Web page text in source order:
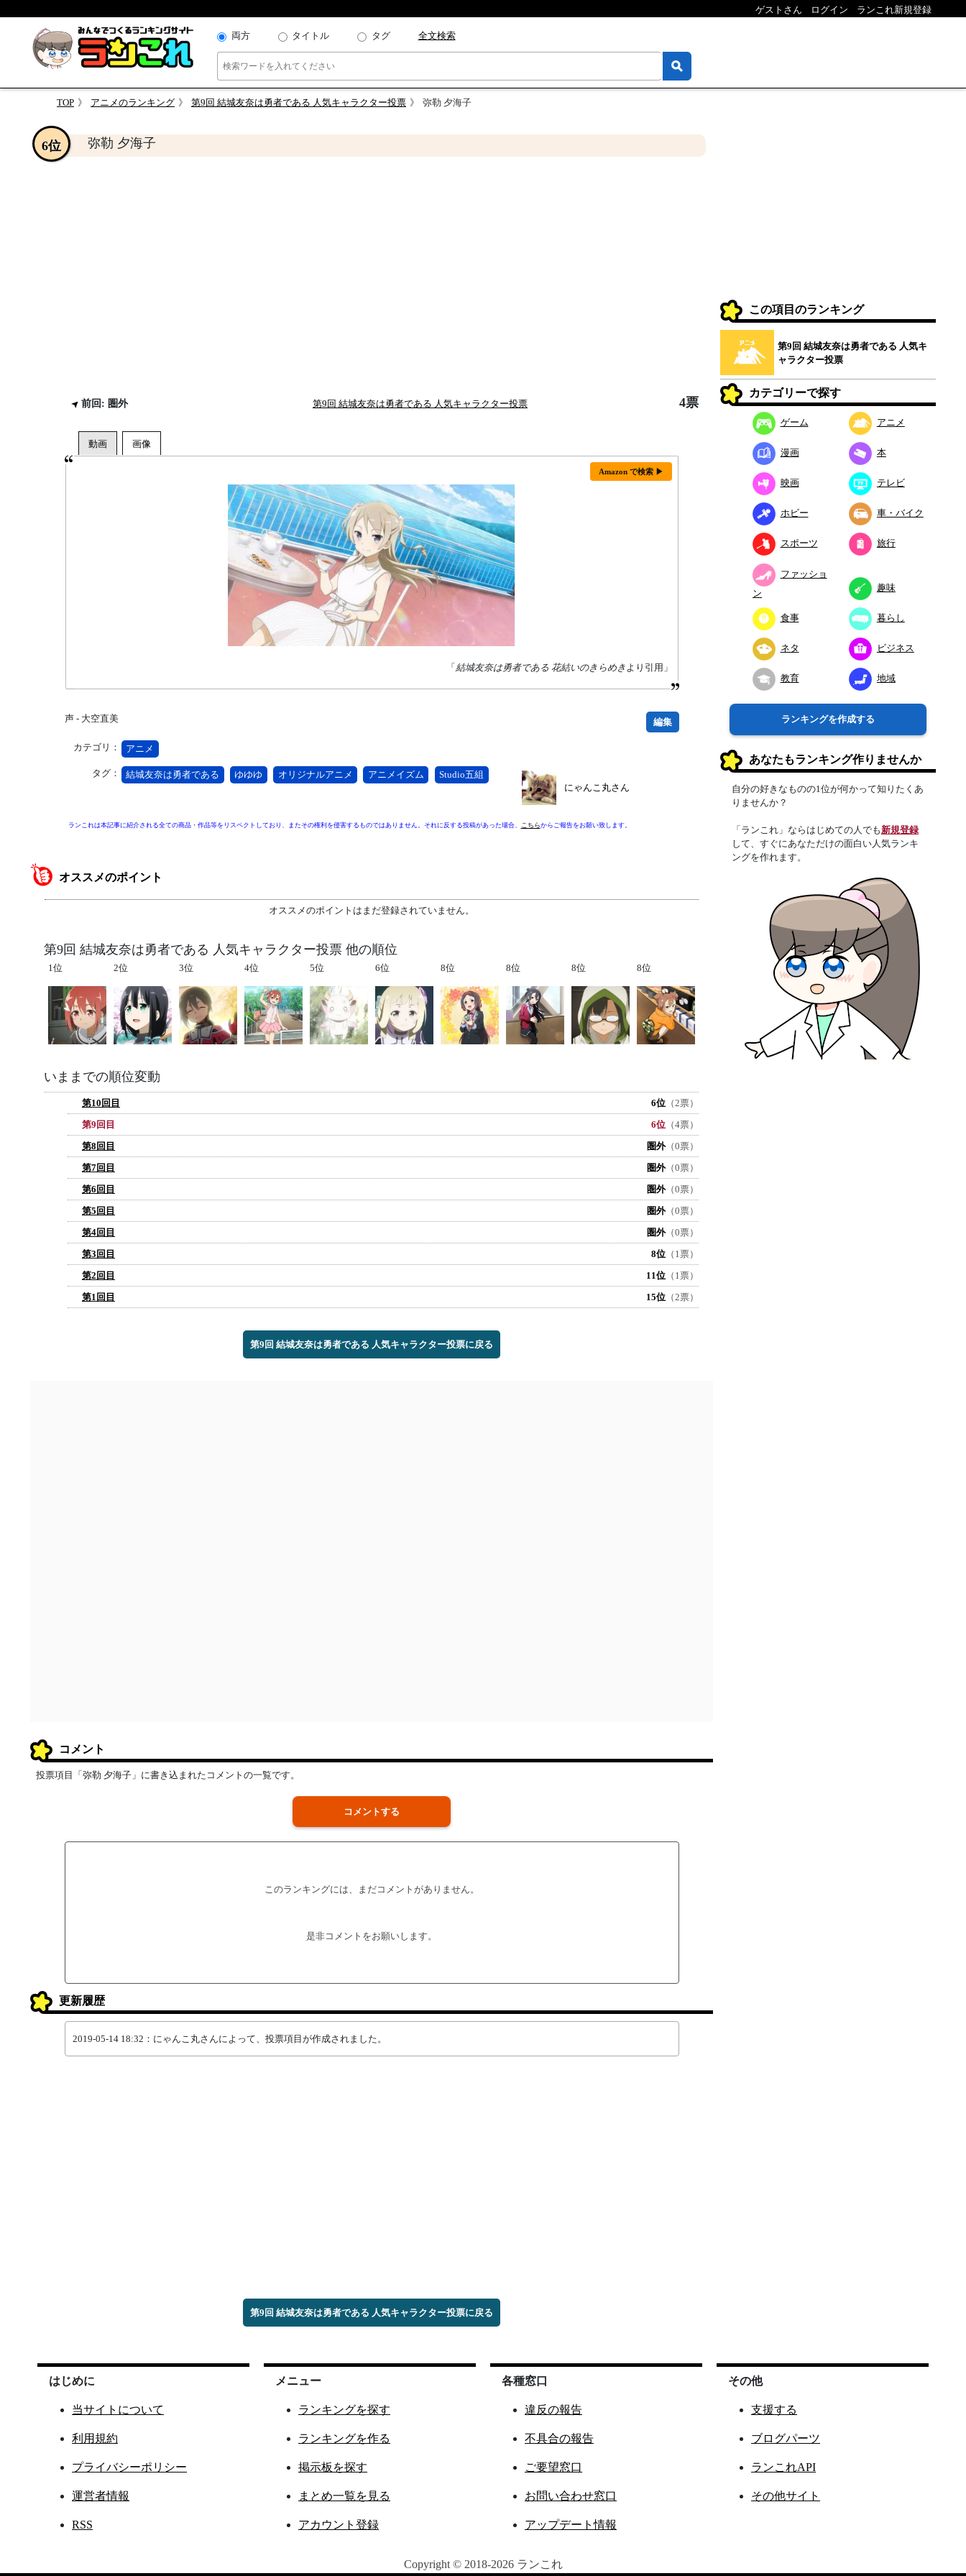
ゲストさん ログイン ランこれ新規登録
両方 タイトル タグ 全文検索
TOP アニメのランキング 第9回 結城友奈は勇者である 人気キャラクター投票 弥勒 夕海子
弥勒 夕海子
6位
前回: 圏外 第9回 結城友奈は勇者である 人気キャラクター投票 4票
Amazon で検索 ▶
「結城友奈は勇者である 花結いのきらめき より引用」
声 - 大空直美
カテゴリ： アニメ
タグ： 結城友奈は勇者である ゆゆゆ オリジナルアニメ アニメイズム Studio五組
編集
にゃんこ丸さん
ランこれは本記事に紹介される全ての商品・作品等をリスペクトしており、またその権利を侵害するものではありません。それに反する投稿があった場合、 こちらからご報告をお願い致します。
オススメのポイント
オススメのポイントはまだ登録されていません。
第9回 結城友奈は勇者である 人気キャラクター投票 他の順位
1位 2位 3位 4位 5位 6位 8位 8位 8位 8位
いままでの順位変動
第10回目 6位 （2票）
第9回目
6位 （4票）
第8回目
圏外（0票）
第7回目
圏外（0票）
第6回目
圏外（0票）
第5回目
圏外（0票）
第4回目
圏外（0票）
第3回目
8位 （1票）
第2回目
11位 （1票）
第1回目
15位 （2票）
第9回 結城友奈は勇者である 人気キャラクター投票に戻る
コメント
投票項目「弥勒 夕海子」に書き込まれたコメントの一覧です。
コメントする
このランキングには、まだコメントがありません。
是非コメントをお願いします。
更新履歴
2019-05-14 18:32：にゃんこ丸さんによって、投票項目が作成されました。
第9回 結城友奈は勇者である 人気キャラクター投票に戻る
この項目のランキング
第9回 結城友奈は勇者である 人気キ
ャラクター投票
カテゴリーで探す
ゲーム アニメ
漫画 本
映画 テレビ
ホビー 車・バイク
スポーツ 旅行
ファッショ
ン
趣味
食事 暮らし
ネタ ビジネス
教育 地域
ランキングを作成する
あなたもランキング作りませんか
自分の好きなものの1位が何かって知りたくあ
りませんか？
「ランこれ」ならはじめての人でも新規登録
して、すぐにあなただけの面白い人気ランキ
ングを作れます。
はじめに
当サイトについて
利用規約
プライバシーポリシー
運営者情報
RSS
メニュー
ランキングを探す
ランキングを作る
掲示板を探す
まとめ一覧を見る
アカウント登録
各種窓口
違反の報告
不具合の報告
ご要望窓口
お問い合わせ窓口
アップデート情報
その他
支援する
ブログパーツ
ランこれAPI
その他サイト
Copyright © 2018-2026 ランこれ